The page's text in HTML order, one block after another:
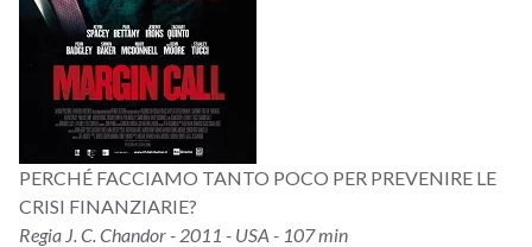
PERCHÉ FACCIAMO TANTO POCO PER PREVENIRE LE
CRISI FINANZIARIE?
Regia J. C. Chandor - 2011 - USA - 107 min